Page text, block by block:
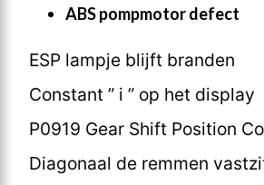
ABS pompmotor defect
ESP lampje blijft branden
Constant ” i ” op het display
P0919 Gear Shift Position
Diagonaal de remmen